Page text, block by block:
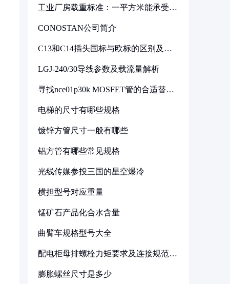
工业厂房载重标准：一平方米能承受多
CONOSTAN公司简介
C13和C14插头国标与欧标的区别及其
LGJ-240/30导线参数及载流量解析
寻找nce01p30k MOSFET管的合适替代
电梯的尺寸有哪些规格
镀锌方管尺寸一般有哪些
铝方管有哪些常见规格
光线传媒参投三国的星空爆冷
横担型号对应重量
锰矿石产品化合水含量
曲臂车规格型号大全
配电柜母排螺栓力矩要求及连接规范详
膨胀螺丝尺寸是多少